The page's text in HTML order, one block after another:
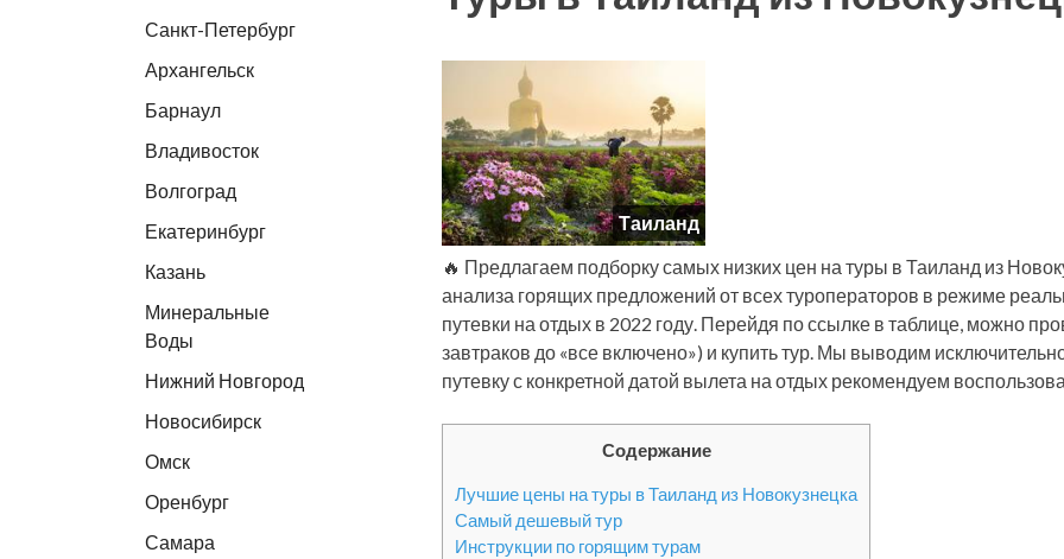
Таиланд
🔥 Предлагаем подборку самых низких цен на туры в Таиланд из
анализа горящих предложений от всех туроператоров в режиме
путевки на отдых в 2022 году. Перейдя по ссылке в таблице, можно
завтраков до «все включено») и купить тур. Мы выводим
путевку с конкретной датой вылета на отдых рекомендуем
Содержание
Лучшие цены на туры в Таиланд из Новокузнецка
Самый дешевый тур
Инструкции по горящим турам
Санкт-Петербург
Архангельск
Барнаул
Владивосток
Волгоград
Екатеринбург
Казань
Минеральные
Воды
Нижний Новгород
Новосибирск
Омск
Оренбург
Самара